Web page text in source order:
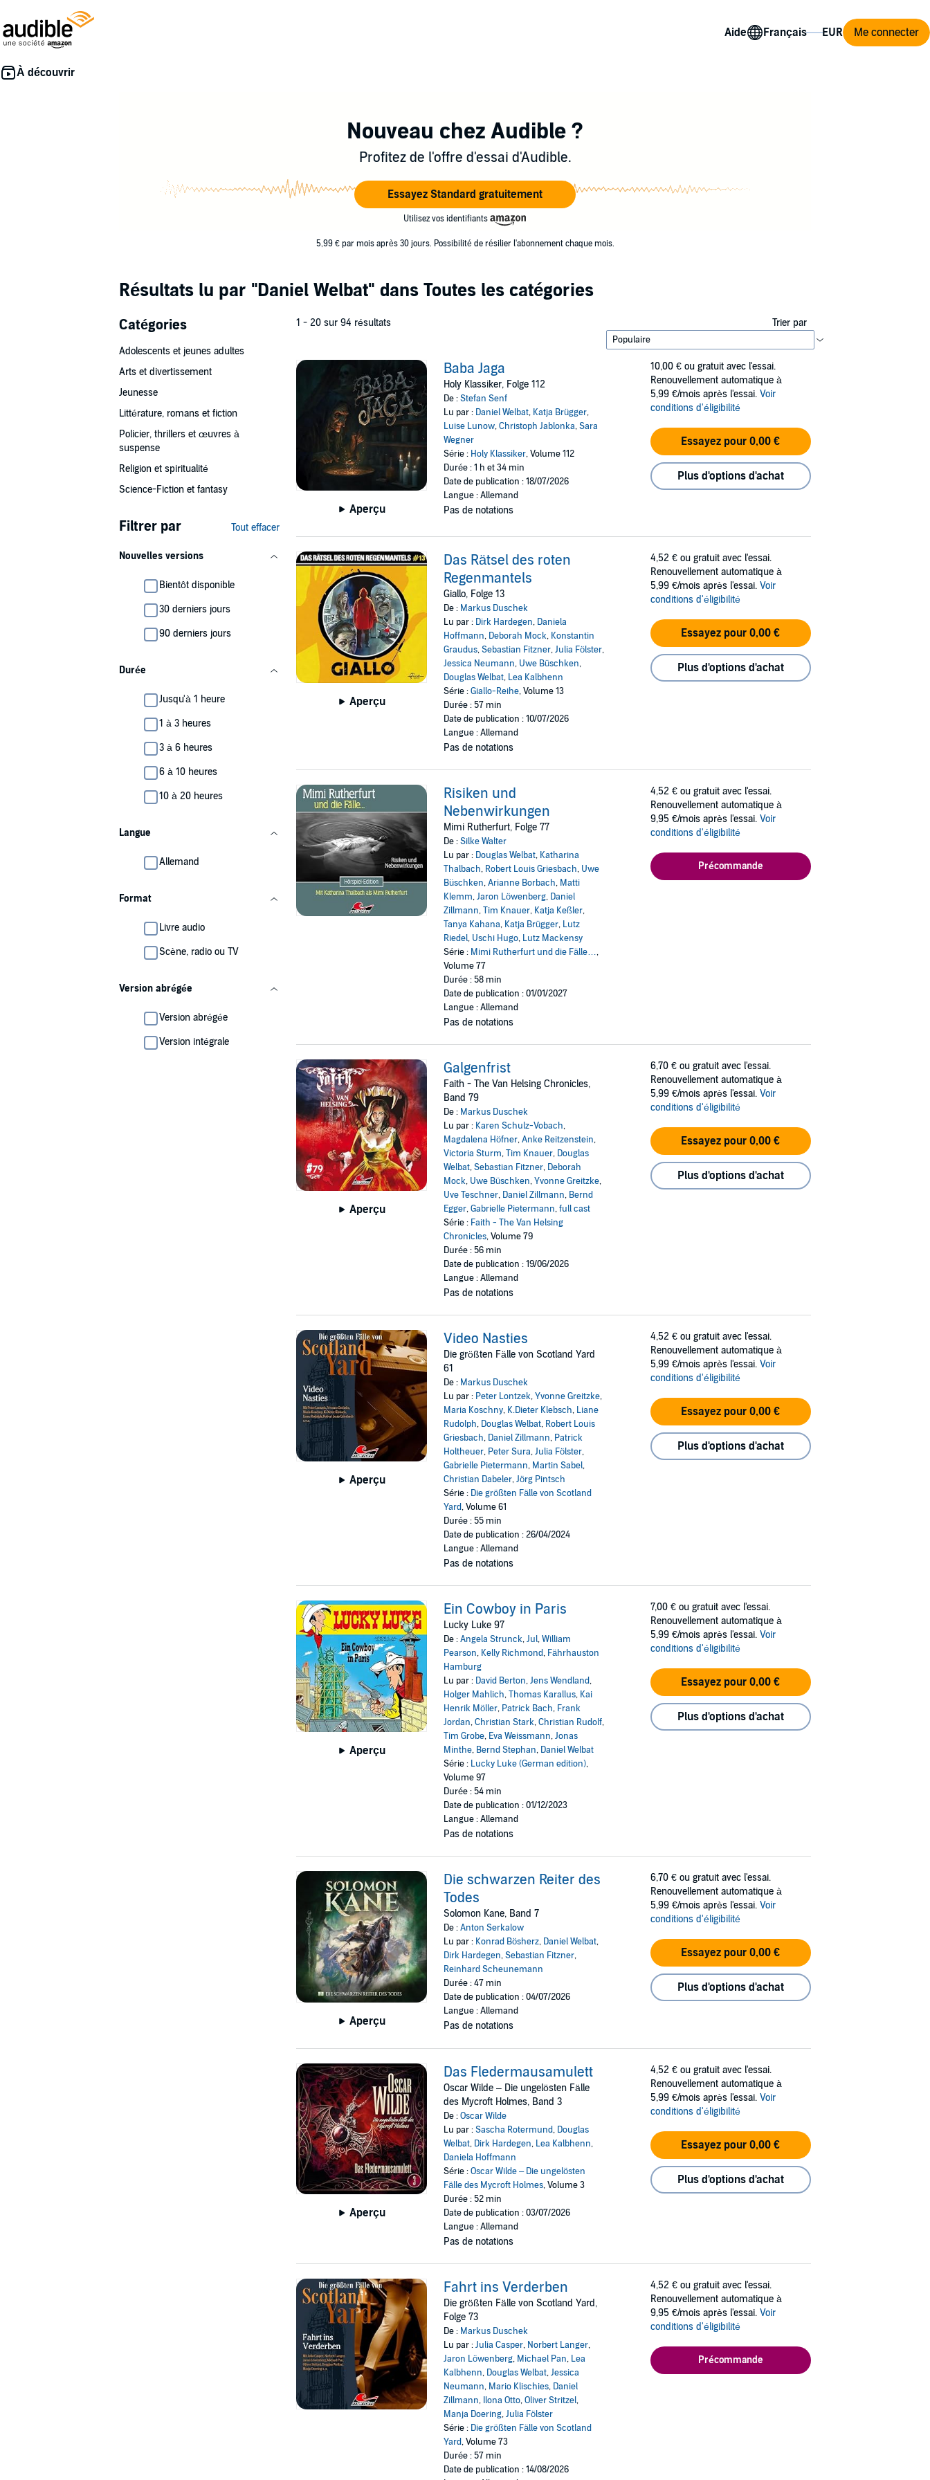
Aide Me connecter
Nouveau chez Audible ?
Profitez de l'offre d'essai d'Audible.
Essayez Standard gratuitement
Utilisez vos identifiants
5,99 € par mois après 30 jours. Possibilité de résilier l'abonnement chaque mois.
Résultats lu par "Daniel Welbat" dans Toutes les catégories
Catégories
Adolescents et jeunes adultes
Arts et divertissement
Jeunesse
Littérature, romans et fiction
Policier, thrillers et œuvres à
suspense
Religion et spiritualité
Science-Fiction et fantasy
Filtrer par Tout effacer
Nouvelles versions
Bientôt disponible
30 derniers jours
90 derniers jours
Durée
Jusqu'à 1 heure
1 à 3 heures
3 à 6 heures
6 à 10 heures
10 à 20 heures
Langue
Allemand
Format
Livre audio
Scène, radio ou TV
Version abrégée
Version abrégée
Version intégrale
1 - 20 sur 94 résultats Trier par
Aperçu
Baba Jaga
Holy Klassiker, Folge 112
De :Stefan Senf
Lu par : Daniel Welbat, Katja Brügger,
Luise Lunow,Christoph Jablonka,Sara
Wegner
Série : Holy Klassiker, Volume 112
Durée : 1 h et 34 min
Date de publication : 18/07/2026
Langue : Allemand
Pas de notations
10,00 € ou gratuit avec l'essai.
Renouvellement automatique à
5,99 €/mois après l'essai. Voir
conditions d'éligibilité
Essayez pour 0,00 €
Plus d'options d'achat
Aperçu
Das Rätsel des roten
Regenmantels
Giallo, Folge 13
De : Markus Duschek
Lu par : Dirk Hardegen, Daniela
Hoffmann, Deborah Mock, Konstantin
Graudus,Sebastian Fitzner,Julia Fölster,
Jessica Neumann, Uwe Büschken,
Douglas Welbat, Lea Kalbhenn
Série :Giallo-Reihe, Volume 13
Durée : 57 min
Date de publication : 10/07/2026
Langue : Allemand
Pas de notations
4,52 € ou gratuit avec l'essai.
Renouvellement automatique à
5,99 €/mois après l'essai. Voir
conditions d'éligibilité
Essayez pour 0,00 €
Plus d'options d'achat
Risiken und
Nebenwirkungen
Mimi Rutherfurt, Folge 77
De :Silke Walter
Lu par : Douglas Welbat, Katharina
Thalbach, Robert Louis Griesbach, Uwe
Büschken,Arianne Borbach, Matti
Klemm,Jaron Löwenberg, Daniel
Zillmann,Tim Knauer, Katja Keßler,
Tanya Kahana, Katja Brügger, Lutz
Riedel, Uschi Hugo, Lutz Mackensy
Série : Mimi Rutherfurt und die Fälle…,
Volume 77
Durée : 58 min
Date de publication : 01/01/2027
Langue : Allemand
Pas de notations
4,52 € ou gratuit avec l'essai.
Renouvellement automatique à
9,95 €/mois après l'essai. Voir
conditions d'éligibilité
Précommande
Aperçu
Galgenfrist
Faith - The Van Helsing Chronicles,
Band 79
De : Markus Duschek
Lu par : Karen Schulz-Vobach,
Magdalena Höfner,Anke Reitzenstein,
Victoria Sturm,Tim Knauer, Douglas
Welbat,Sebastian Fitzner, Deborah
Mock, Uwe Büschken,Yvonne Greitzke,
Uve Teschner, Daniel Zillmann, Bernd
Egger,Gabrielle Pietermann,full cast
Série : Faith - The Van Helsing
Chronicles, Volume 79
Durée : 56 min
Date de publication : 19/06/2026
Langue : Allemand
Pas de notations
6,70 € ou gratuit avec l'essai.
Renouvellement automatique à
5,99 €/mois après l'essai. Voir
conditions d'éligibilité
Essayez pour 0,00 €
Plus d'options d'achat
Aperçu
Video Nasties
Die größten Fälle von Scotland Yard
61
De : Markus Duschek
Lu par : Peter Lontzek,Yvonne Greitzke,
Maria Koschny, K.Dieter Klebsch, Liane
Rudolph, Douglas Welbat, Robert Louis
Griesbach, Daniel Zillmann, Patrick
Holtheuer, Peter Sura,Julia Fölster,
Gabrielle Pietermann, Martin Sabel,
Christian Dabeler,Jörg Pintsch
Série : Die größten Fälle von Scotland
Yard, Volume 61
Durée : 55 min
Date de publication : 26/04/2024
Langue : Allemand
Pas de notations
4,52 € ou gratuit avec l'essai.
Renouvellement automatique à
5,99 €/mois après l'essai. Voir
conditions d'éligibilité
Essayez pour 0,00 €
Plus d'options d'achat
Aperçu
Ein Cowboy in Paris
Lucky Luke 97
De :Angela Strunck,Jul,William
Pearson, Kelly Richmond, Fährhauston
Hamburg
Lu par : David Berton,Jens Wendland,
Holger Mahlich,Thomas Karallus, Kai
Henrik Möller, Patrick Bach, Frank
Jordan,Christian Stark,Christian Rudolf,
Tim Grobe, Eva Weissmann,Jonas
Minthe, Bernd Stephan, Daniel Welbat
Série : Lucky Luke (German edition),
Volume 97
Durée : 54 min
Date de publication : 01/12/2023
Langue : Allemand
Pas de notations
7,00 € ou gratuit avec l'essai.
Renouvellement automatique à
5,99 €/mois après l'essai. Voir
conditions d'éligibilité
Essayez pour 0,00 €
Plus d'options d'achat
Aperçu
Die schwarzen Reiter des
Todes
Solomon Kane, Band 7
De :Anton Serkalow
Lu par : Konrad Bösherz, Daniel Welbat,
Dirk Hardegen,Sebastian Fitzner,
Reinhard Scheunemann
Durée : 47 min
Date de publication : 04/07/2026
Langue : Allemand
Pas de notations
6,70 € ou gratuit avec l'essai.
Renouvellement automatique à
5,99 €/mois après l'essai. Voir
conditions d'éligibilité
Essayez pour 0,00 €
Plus d'options d'achat
Aperçu
Das Fledermausamulett
Oscar Wilde – Die ungelösten Fälle
des Mycroft Holmes, Band 3
De :Oscar Wilde
Lu par :Sascha Rotermund, Douglas
Welbat, Dirk Hardegen, Lea Kalbhenn,
Daniela Hoffmann
Série :Oscar Wilde – Die ungelösten
Fälle des Mycroft Holmes, Volume 3
Durée : 52 min
Date de publication : 03/07/2026
Langue : Allemand
Pas de notations
4,52 € ou gratuit avec l'essai.
Renouvellement automatique à
5,99 €/mois après l'essai. Voir
conditions d'éligibilité
Essayez pour 0,00 €
Plus d'options d'achat
Fahrt ins Verderben
Die größten Fälle von Scotland Yard,
Folge 73
De : Markus Duschek
Lu par :Julia Casper, Norbert Langer,
Jaron Löwenberg, Michael Pan, Lea
Kalbhenn, Douglas Welbat,Jessica
Neumann, Mario Klischies, Daniel
Zillmann, Ilona Otto,Oliver Stritzel,
Manja Doering,Julia Fölster
Série : Die größten Fälle von Scotland
Yard, Volume 73
Durée : 57 min
Date de publication : 14/08/2026
4,52 € ou gratuit avec l'essai.
Renouvellement automatique à
9,95 €/mois après l'essai. Voir
conditions d'éligibilité
Précommande